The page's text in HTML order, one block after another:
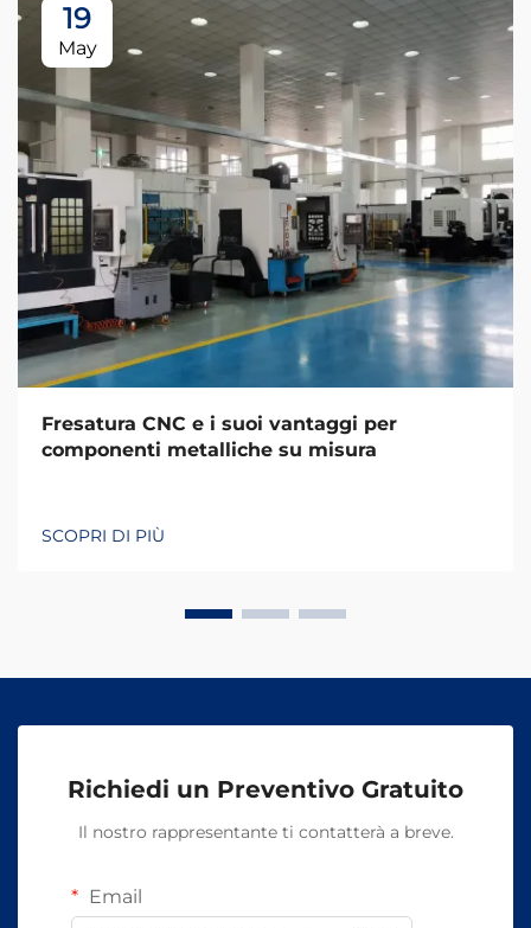
19
May
Fresatura CNC e i suoi vantaggi per
componenti metalliche su misura
SCOPRI DI PIÙ
Richiedi un Preventivo Gratuito
Il nostro rappresentante ti contatterà a breve.
Email